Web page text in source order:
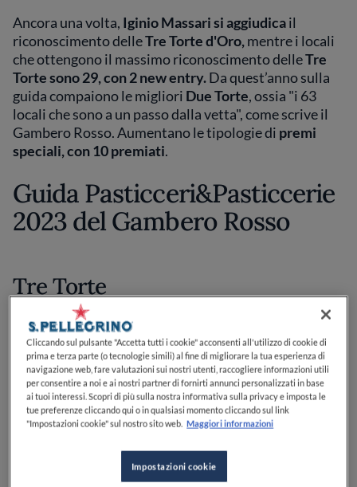
Ancora una volta, Iginio Massari si aggiudicail
riconoscimento delleTre Torte d'Oro, mentre i locali
che ottengono il massimo riconoscimento delleTre
Torte sono 29, con 2 new entry.Da quest’anno sulla
guida compaiono le migliori Due Torte, ossia "i 63
locali che sono a un passo dalla vetta", come scrive il
Gambero Rosso. Aumentano le tipologie di premi
speciali, con 10 premiati.
Guida Pasticceri&Pasticcerie
2023 del Gambero Rosso
Tre Torte
95
Dalmasso | Avigliana [TO]
94
Cliccando sul pulsante "Accetta tutti i cookie" acconsenti all'utilizzo di cookie di
prima e terza parte (o tecnologie simili) al fine di migliorare la tua esperienza di
navigazione web, fare valutazioni sui nostri utenti, raccogliere informazioni utili
per consentire a noi e ai nostri partner di fornirti annunci personalizzati in base
ai tuoi interessi. Scopri di più sulla nostra informativa sulla privacy e imposta le
tue preferenze cliccando qui o in qualsiasi momento cliccando sul link
"Impostazioni cookie" sul nostro sito web. Maggiori informazioni
Impostazioni cookie